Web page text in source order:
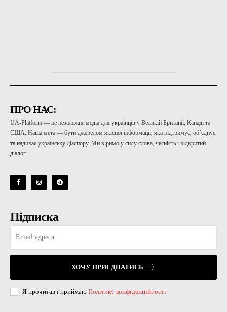
ПРО НАС:
UA-Platform — це незалежне медіа для українців у Великій Британії, Канаді та
США. Наша мета — бути джерелом якісної інформації, яка підтримує, об’єднує
та надихає українську діаспору. Ми віримо у силу слова, чесність і відкритий
діалог.
Підписка
ХОЧУ ПРИЄДНАТИСЬ
Я прочитав і приймаю Політику конфіденційності